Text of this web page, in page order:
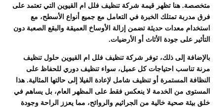
متخصصة. هنا تظهر قيمة شركة تنظيف فلل ام القيوين التي تعتمد على
فرق مدربة تمتلك الخبرة في التعامل مع جميع أنواع الأسطح، مع
استخدام معدات حديثة تضمن إزالة الأوساخ العميقة والبقع الصعبة دون
التأثير على جودة الأثاث أو الأرضيات.
بالإضافة إلى ذلك، توفر شركة تنظيف فلل ام القيوين حلول تنظيف
مرنة تناسب احتياجات كل عميل، سواء تنظيف دوري للحفاظ على
النظافة المستمرة أو تنظيف شامل لإعادة الفيلا إلى حالتها المثالية. هذا
المستوى من الخدمة لا ينعكس فقط على المظهر العام، بل يساهم في
خلق بيئة صحية خالية من الجراثيم والروائح، مما يعزز الراحة وجودة